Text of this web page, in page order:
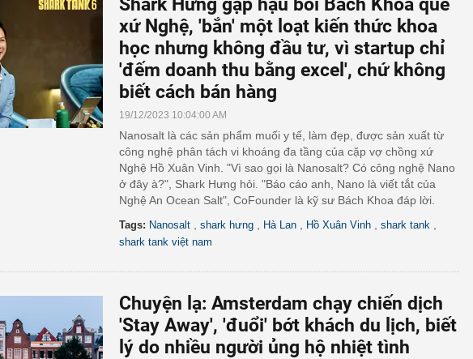
Shark Hưng gặp hậu bối Bách Khoa quê
xứ Nghệ, 'bắn' một loạt kiến thức khoa
học nhưng không đầu tư, vì startup chỉ
'đếm doanh thu bằng excel', chứ không
biết cách bán hàng
19/12/2023 10:04:00 AM
Nanosalt là các sản phẩm muối y tế, làm đẹp, được sản xuất từ
công nghệ phân tách vi khoáng đa tầng của cặp vợ chồng xứ
Nghệ Hồ Xuân Vinh. "Vì sao gọi là Nanosalt? Có công nghệ Nano
ở đây à?", Shark Hưng hỏi. "Báo cáo anh, Nano là viết tắt của
Nghệ An Ocean Salt", CoFounder là kỹ sư Bách Khoa đáp lời.
Tags: Nanosalt shark hưng Hà Lan Hồ Xuân Vinh shark tank
shark tank việt nam
Chuyện lạ: Amsterdam chạy chiến dịch
'Stay Away', 'đuổi' bớt khách du lịch, biết
lý do nhiều người ủng hộ nhiệt tình